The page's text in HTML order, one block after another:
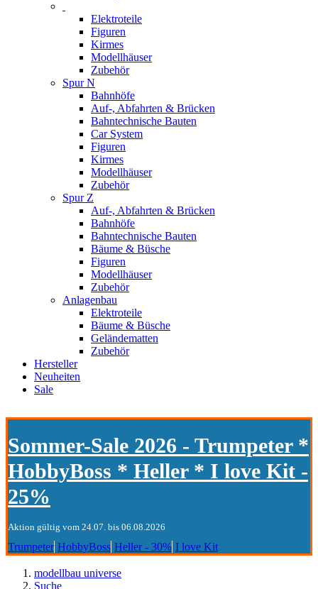
Elektroteile
Figuren
Kirmes
Modellhäuser
Zubehör
Spur N
Bahnhöfe
Auf-, Abfahrten & Brücken
Bahntechnische Bauten
Car System
Figuren
Kirmes
Modellhäuser
Zubehör
Spur Z
Auf-, Abfahrten & Brücken
Bahnhöfe
Bahntechnische Bauten
Bäume & Büsche
Figuren
Modellhäuser
Zubehör
Anlagenbau
Elektroteile
Bäume & Büsche
Geländematten
Zubehör
Hersteller
Neuheiten
Sale
Sommer-Sale 2026 - Trumpeter *
HobbyBoss * Heller * I love Kit -
25%
Aktion gültig vom 24.07. bis 06.08.2026
Trumpeter HobbyBoss Heller - 30% I love Kit
modellbau universe
Suche